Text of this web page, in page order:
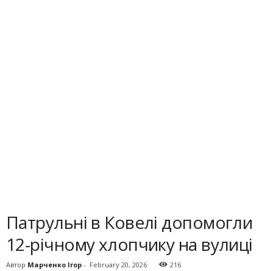
Патрульні в Ковелі допомогли
12-річному хлопчику на вулиці
Автор Марченко Ігор - February 20, 2026 216